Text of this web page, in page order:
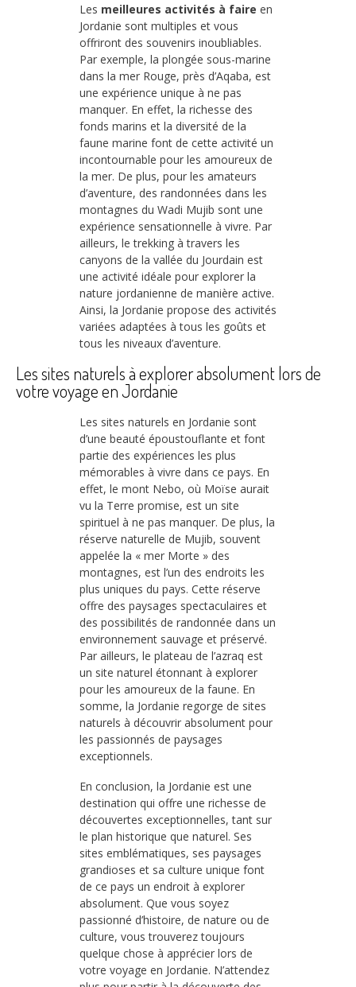
Les meilleures activités à faire en
Jordanie sont multiples et vous
offriront des souvenirs inoubliables.
Par exemple, la plongée sous-marine
dans la mer Rouge, près d’Aqaba, est
une expérience unique à ne pas
manquer. En effet, la richesse des
fonds marins et la diversité de la
faune marine font de cette activité un
incontournable pour les amoureux de
la mer. De plus, pour les amateurs
d’aventure, des randonnées dans les
montagnes du Wadi Mujib sont une
expérience sensationnelle à vivre. Par
ailleurs, le trekking à travers les
canyons de la vallée du Jourdain est
une activité idéale pour explorer la
nature jordanienne de manière active.
Ainsi, la Jordanie propose des activités
variées adaptées à tous les goûts et
tous les niveaux d’aventure.
Les sites naturels à explorer absolument lors de
votre voyage en Jordanie
Les sites naturels en Jordanie sont
d’une beauté époustouflante et font
partie des expériences les plus
mémorables à vivre dans ce pays. En
effet, le mont Nebo, où Moïse aurait
vu la Terre promise, est un site
spirituel à ne pas manquer. De plus, la
réserve naturelle de Mujib, souvent
appelée la « mer Morte » des
montagnes, est l’un des endroits les
plus uniques du pays. Cette réserve
offre des paysages spectaculaires et
des possibilités de randonnée dans un
environnement sauvage et préservé.
Par ailleurs, le plateau de l’azraq est
un site naturel étonnant à explorer
pour les amoureux de la faune. En
somme, la Jordanie regorge de sites
naturels à découvrir absolument pour
les passionnés de paysages
exceptionnels.
En conclusion, la Jordanie est une
destination qui offre une richesse de
découvertes exceptionnelles, tant sur
le plan historique que naturel. Ses
sites emblématiques, ses paysages
grandioses et sa culture unique font
de ce pays un endroit à explorer
absolument. Que vous soyez
passionné d’histoire, de nature ou de
culture, vous trouverez toujours
quelque chose à apprécier lors de
votre voyage en Jordanie. N’attendez